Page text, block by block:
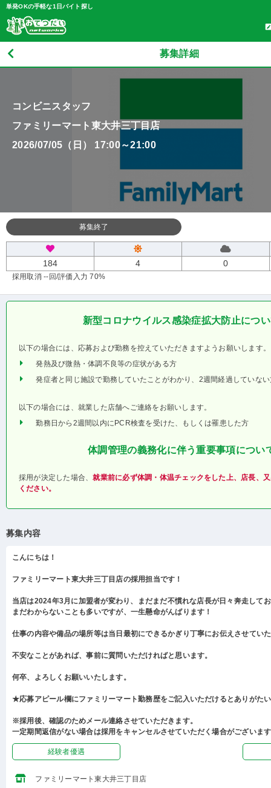
単発OKの手軽な1日バイト探し
募集詳細
コンビニスタッフ
ファミリーマート東大井三丁目店
2026/07/05（日） 17:00～21:00
募集終了
184 4 0
採用取消 --回/評価入力 70%
新型コロナウイルス感染症拡大防止につ
以下の場合には、応募および勤務を控えていただきますようお願いします。
発熱及び微熱・体調不良等の症状がある方
発症者と同じ施設で勤務していたことがわかり、2週間経過していな
以下の場合には、就業した店舗へご連絡をお願いします。
勤務日から2週間以内にPCR検査を受けた、もしくは罹患した方
体調管理の義務化に伴う重要事項につい
採用が決定した場合、就業前に必ず体調・体温チェックをした上、店長、
ください。
募集内容
こんにちは！
ファミリーマート東大井三丁目店の採用担当です！
当店は2024年3月に加盟者が変わり、まだまだ不慣れな店長が日々奔走して
まだわからないことも多いですが、一生懸命がんばります！
仕事の内容や備品の場所等は当日最初にできるかぎり丁寧にお伝えさせてい
不安なことがあれば、事前に質問いただければと思います。
何卒、よろしくお願いいたします。
★応募アピール欄にファミリーマート勤務歴をご記入いただけるとありがた
※採用後、確認のためメール連絡させていただきます。
一定期間返信がない場合は採用をキャンセルさせていただく場合がございま
経験者優遇
ファミリーマート東大井三丁目店